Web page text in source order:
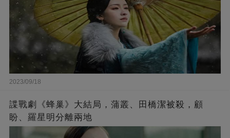
2023/09/18
諜戰劇《蜂巢》大結局，蒲叢、田橋潔被殺，顧
盼、羅星明分離兩地